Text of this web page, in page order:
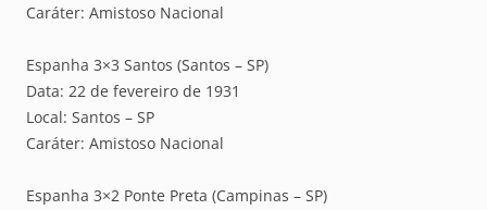
Caráter: Amistoso Nacional
Espanha 3×3 Santos (Santos – SP)
Data: 22 de fevereiro de 1931
Local: Santos – SP
Caráter: Amistoso Nacional
Espanha 3×2 Ponte Preta (Campinas – SP)